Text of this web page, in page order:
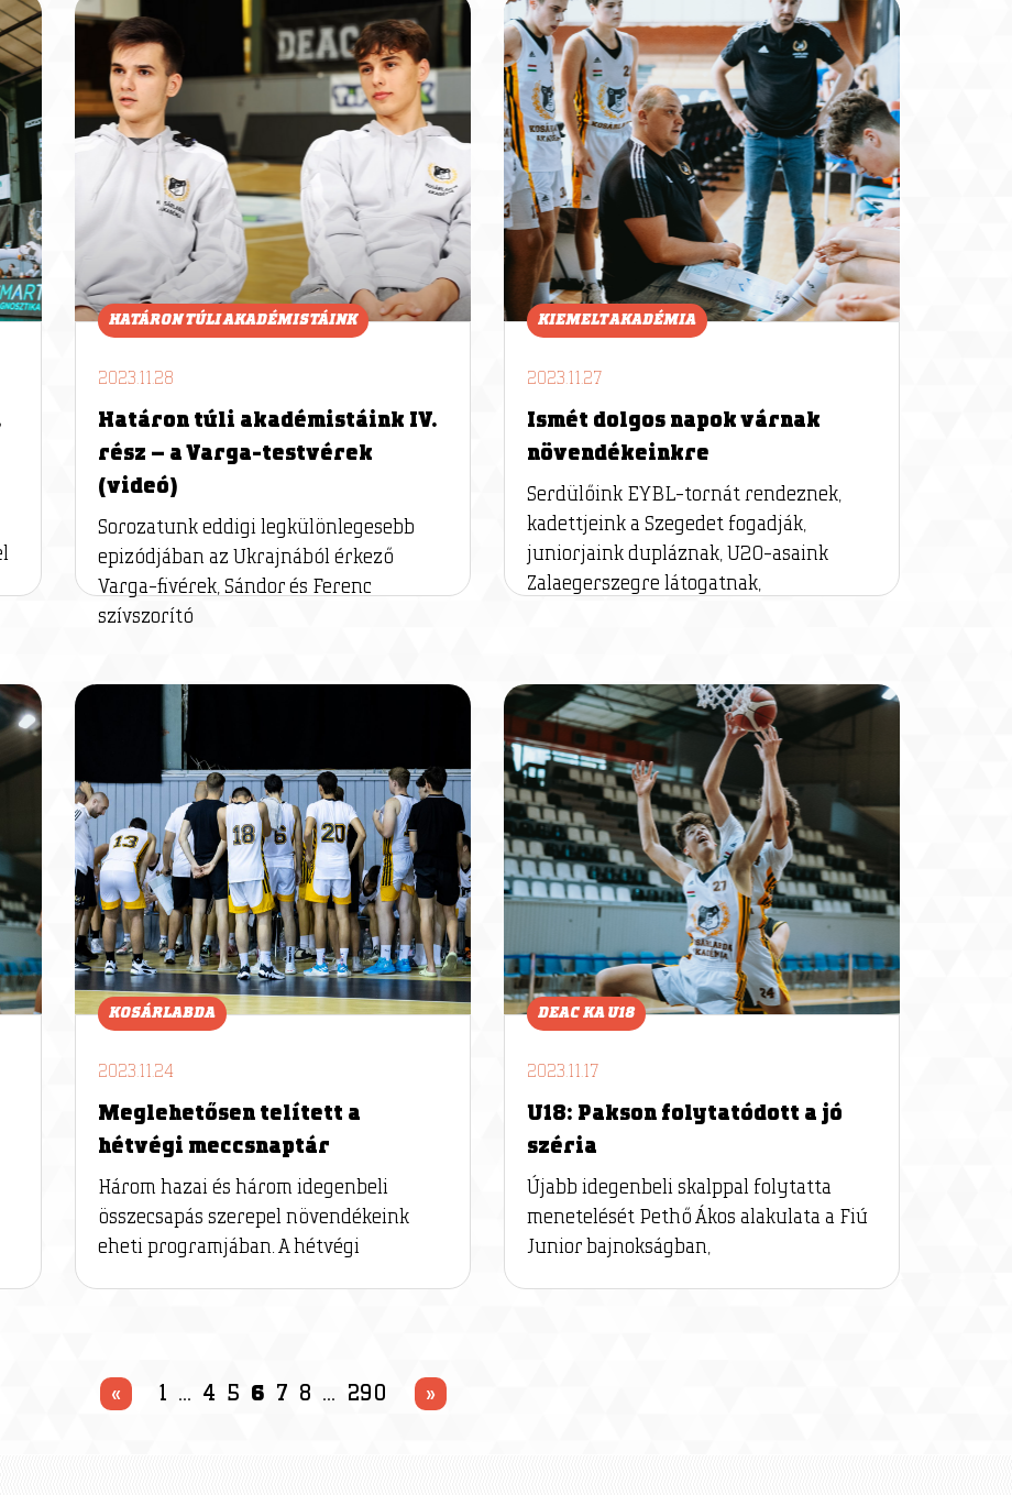
HATÁRON TÚLI AKADÉMISTÁINK
2023.11.28
Határon túli akadémistáink IV.
rész – a Varga-testvérek
(videó)
Sorozatunk eddigi legkülönlegesebb
epizódjában az Ukrajnából érkező
Varga-fivérek, Sándor és Ferenc
szívszorító
KIEMELT AKADÉMIA
2023.11.27
Ismét dolgos napok várnak
növendékeinkre
Serdülőink EYBL-tornát rendeznek,
kadettjeink a Szegedet fogadják,
juniorjaink dupláznak, U20-asaink
Zalaegerszegre látogatnak,
KOSÁRLABDA
2023.11.24
Meglehetősen telített a
hétvégi meccsnaptár
Három hazai és három idegenbeli
összecsapás szerepel növendékeink
eheti programjában. A hétvégi
DEAC KA U18
2023.11.17
U18: Pakson folytatódott a jó
széria
Újabb idegenbeli skalppal folytatta
menetelését Pethő Ákos alakulata a Fiú
Junior bajnokságban,
« 1 … 4 5 6 7 8 … 290 »